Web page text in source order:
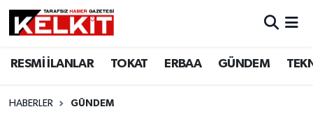
RESMİ İLANLAR TOKAT ERBAA GÜNDEM
HABERLER GÜNDEM